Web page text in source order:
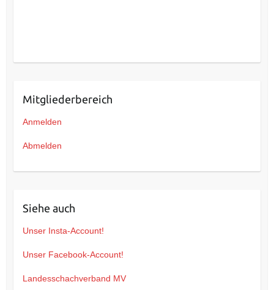
Mitgliederbereich
Anmelden
Abmelden
Siehe auch
Unser Insta-Account!
Unser Facebook-Account!
Landesschachverband MV